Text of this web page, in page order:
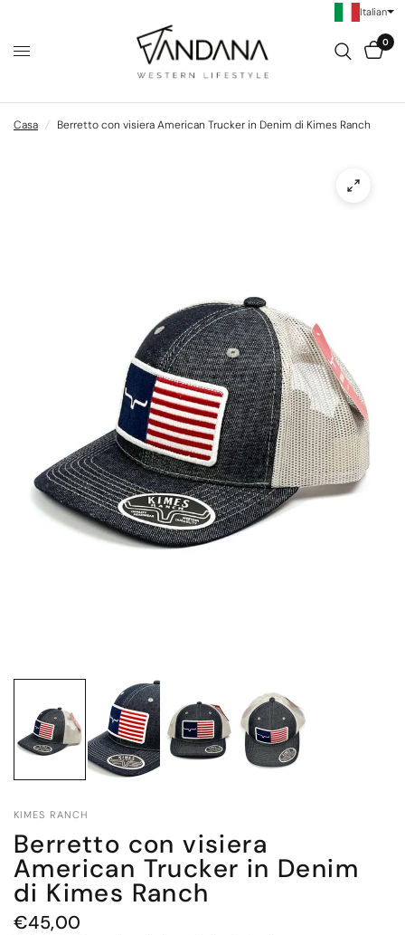
0
Casa / Berretto con visiera American Trucker in Denim di Kimes Ranch
KIMES RANCH
Berretto con visiera
American Trucker in Denim
di Kimes Ranch
€45,00
Italian